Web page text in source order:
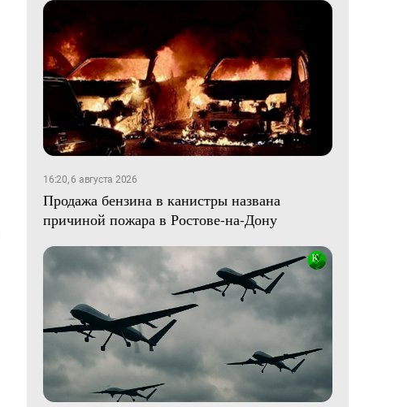
16:20, 6 августа 2026
Продажа бензина в канистры названа
причиной пожара в Ростове-на-Дону